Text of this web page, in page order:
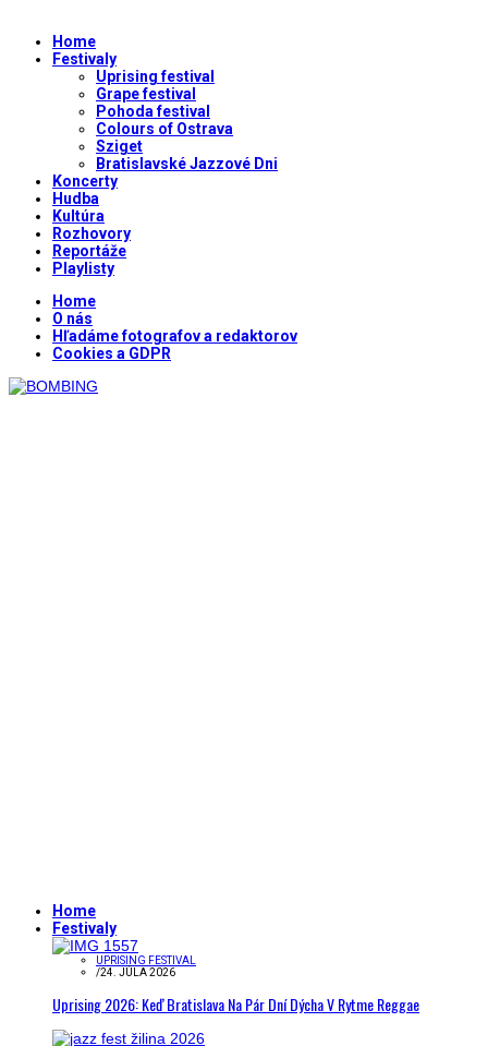
Home
Festivaly
Uprising festival
Grape festival
Pohoda festival
Colours of Ostrava
Sziget
Bratislavské Jazzové Dni
Koncerty
Hudba
Kultúra
Rozhovory
Reportáže
Playlisty
Home
O nás
Hľadáme fotografov a redaktorov
Cookies a GDPR
Home
Festivaly
UPRISING FESTIVAL
/24. JÚLA 2026
Uprising 2026: Keď Bratislava Na Pár Dní Dýcha V Rytme Reggae